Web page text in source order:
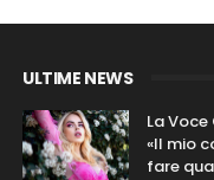
ULTIME NEWS
La
«Il mio
fare